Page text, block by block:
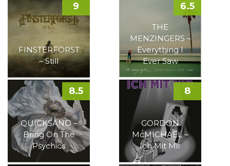
FINSTERFORST
– Still
9
THE
MENZINGERS –
Everything I
Ever Saw
6.5
QUICKSAND –
Bring On The
Psychics
8.5
GORDON
McMICHAEL –
Ich Mit Mir
8